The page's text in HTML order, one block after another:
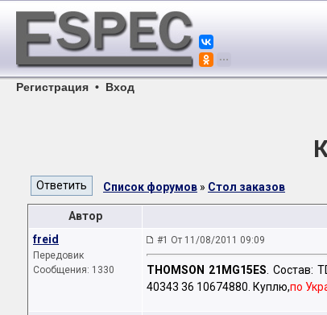
Регистрация • Вход
Список форумов » Стол заказов
Автор
freid
Передовик
Сообщения: 1330
#1 От 11/08/2011 09:09
THOMSON 21MG15ES. Состав:
40343 36 10674880. Куплю,по